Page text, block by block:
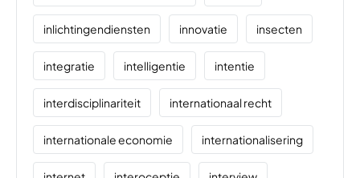
inlichtingendiensten innovatie insecten
integratie intelligentie intentie
interdisciplinariteit internationaal recht
internationale economie internationalisering